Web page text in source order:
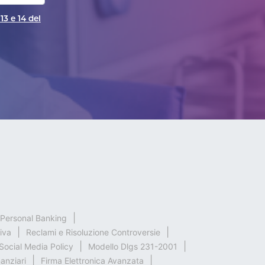
e 14 del
Banking
Reclami e Risoluzione Controversie
Media Policy
Modello Dlgs 231-2001
Firma Elettronica Avanzata